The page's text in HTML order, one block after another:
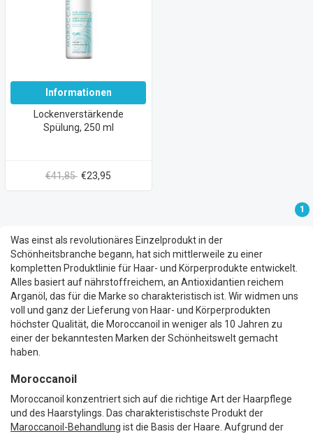
Informationen
Lockenverstärkende
Spülung, 250 ml
€41,85 €23,95
1
Was einst als revolutionäres Einzelprodukt in der
Schönheitsbranche begann, hat sich mittlerweile zu einer
kompletten Produktlinie für Haar- und Körperprodukte entwickelt.
Alles basiert auf nährstoffreichem, an Antioxidantien reichem
Arganöl, das für die Marke so charakteristisch ist. Wir widmen uns
voll und ganz der Lieferung von Haar- und Körperprodukten
höchster Qualität, die Moroccanoil in weniger als 10 Jahren zu
einer der bekanntesten Marken der Schönheitswelt gemacht
haben.
Moroccanoil
Moroccanoil konzentriert sich auf die richtige Art der Haarpflege
und des Haarstylings. Das charakteristischste Produkt der
Maroccanoil-Behandlung ist die Basis der Haare. Aufgrund der